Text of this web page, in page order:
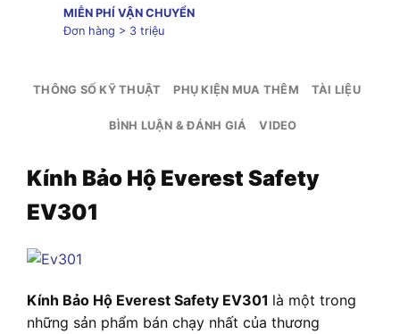
MIỄN PHÍ VẬN CHUYỂN
Đơn hàng > 3 triệu
THÔNG SỐ KỸ THUẬT PHỤ KIỆN MUA THÊM TÀI LIỆU
BÌNH LUẬN & ĐÁNH GIÁ VIDEO
Kính Bảo Hộ Everest Safety
EV301
Kính Bảo Hộ Everest Safety EV301 là một trong
những sản phẩm bán chạy nhất của thương